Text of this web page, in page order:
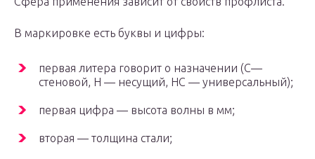
В маркировке есть буквы и цифры:
первая литера говорит о назначении (С—
стеновой, Н — несущий, НС — универсальный);
первая цифра — высота волны в мм;
вторая — толщина стали;